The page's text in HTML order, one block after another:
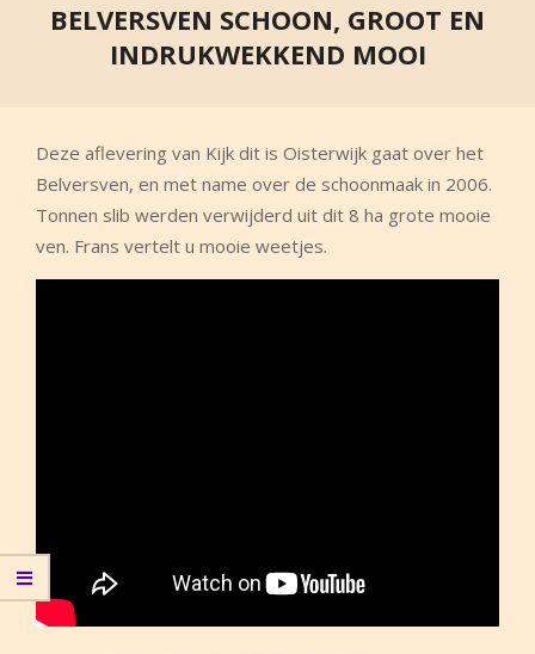
BELVERSVEN SCHOON, GROOT EN
INDRUKWEKKEND MOOI
Deze aflevering van Kijk dit is Oisterwijk gaat over het
Belversven, en met name over de schoonmaak in 2006.
Tonnen slib werden verwijderd uit dit 8 ha grote mooie
ven. Frans vertelt u mooie weetjes.